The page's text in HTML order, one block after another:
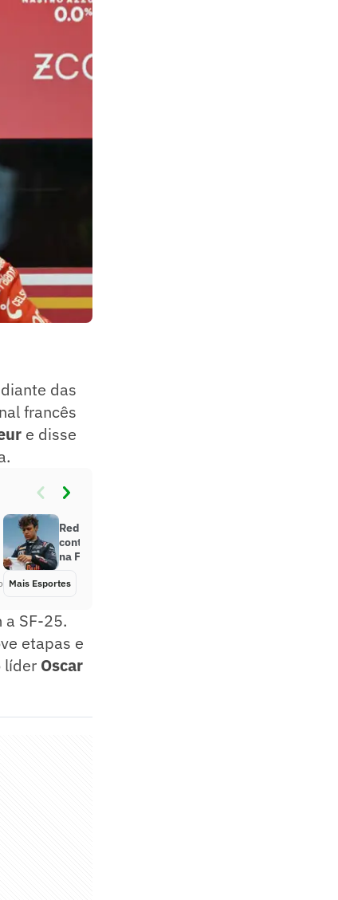
das
francês
e disse
Red Bull se rende a Lindblad: ‘Se
continuar assim, podemos esperar
na Fórmula 1’
Mais Esportes
SF-25.
etapas e
líder Oscar